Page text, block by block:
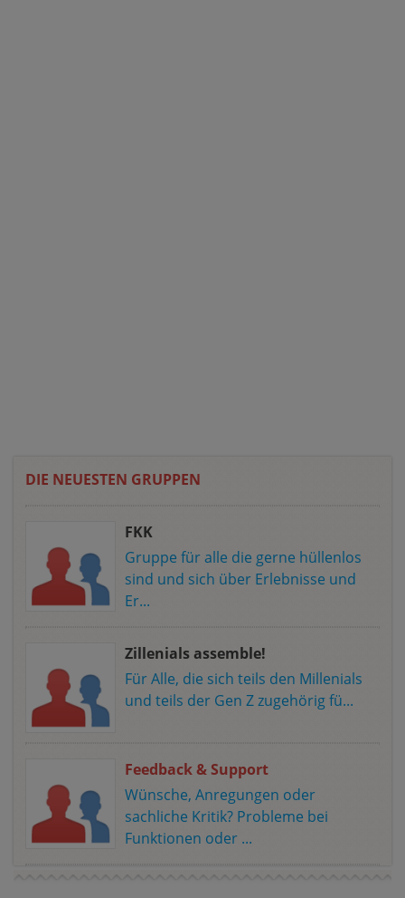
DIE NEUESTEN GRUPPEN
FKK
Gruppe für alle die gerne hüllenlos
sind und sich über Erlebnisse und
Er...
Zillenials assemble!
Für Alle, die sich teils den Millenials
und teils der Gen Z zugehörig fü...
Feedback & Support
Wünsche, Anregungen oder
sachliche Kritik? Probleme bei
Funktionen oder ...